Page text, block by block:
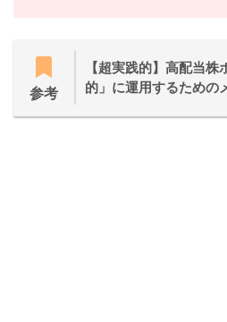
参考
【超実践的】高配当
的」に運用するための